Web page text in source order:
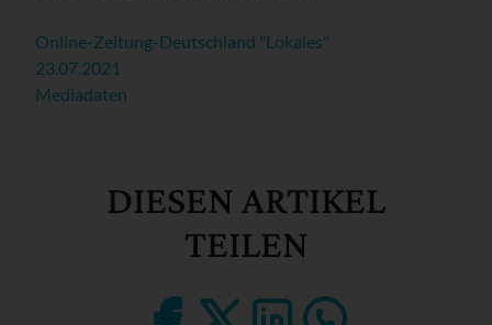
Online-Zeitung-Deutschland "Lokales"
23.07.2021
Mediadaten
DIESEN ARTIKEL
TEILEN